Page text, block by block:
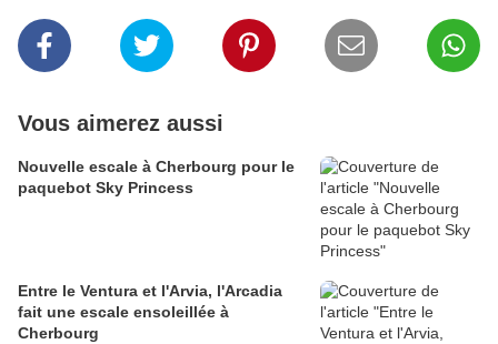
Vous aimerez aussi
Nouvelle escale à Cherbourg pour le
paquebot Sky Princess
Entre le Ventura et l'Arvia, l'Arcadia
fait une escale ensoleillée à
Cherbourg